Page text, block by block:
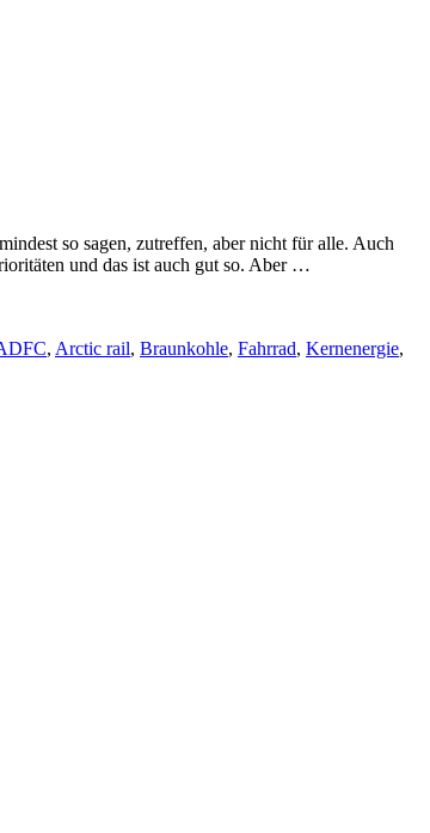
so sagen, zutreffen, aber nicht für alle. Auch
und das ist auch gut so. Aber …
, Arctic rail, Braunkohle, Fahrrad, Kernenergie,